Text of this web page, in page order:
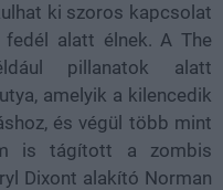
ki szoros kapcsolat
alatt élnek. A The
pillanatok alatt
amelyik a kilencedik
és végül több mint
is tágított a zombis
Dixont alakító Norman